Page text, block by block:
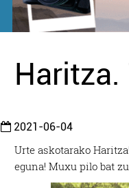
Haritza.
2021-06-04
Urte askotarako
eguna! Muxu pilo bat